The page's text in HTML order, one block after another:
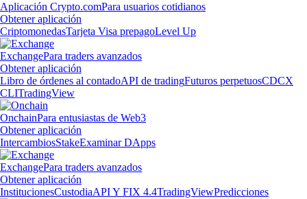
Aplicación Crypto.comPara usuarios cotidianos
Obtener aplicación
CriptomonedasTarjeta Visa prepagoLevel Up
ExchangePara traders avanzados
Obtener aplicación
Libro de órdenes al contadoAPI de tradingFuturos perpetuosCDCX
CLITradingView
OnchainPara entusiastas de Web3
Obtener aplicación
IntercambiosStakeExaminar DApps
ExchangePara traders avanzados
Obtener aplicación
InstitucionesCustodiaAPI Y FIX 4.4TradingViewPredicciones